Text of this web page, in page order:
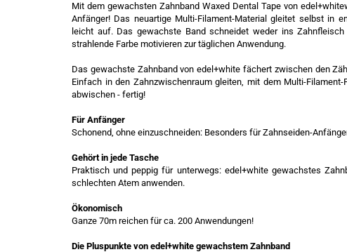
Mit dem gewachsten Zahnband Waxed Dental Tape von
Anfänger! Das neuartige Multi-Filament-Material gleitet selbst in
leicht auf. Das gewachste Band schneidet weder ins
strahlende Farbe motivieren zur täglichen Anwendung.
Das gewachste Zahnband von edel+white fächert zwischen den
Einfach in den Zahnzwischenraum gleiten, mit dem Multi-
abwischen - fertig!
Für Anfänger
Schonend, ohne einzuschneiden: Besonders für Zahnseiden-
Gehört in jede Tasche
Praktisch und peppig für unterwegs: edel+white gewachstes
schlechten Atem anwenden.
Ökonomisch
Ganze 70m reichen für ca. 200 Anwendungen!
Die Pluspunkte von edel+white gewachstem Zahnband